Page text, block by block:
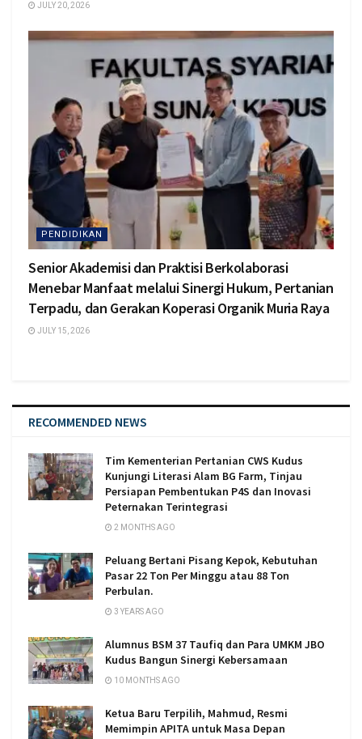
JULY 20, 2026
PENDIDIKAN
Senior Akademisi dan Praktisi Berkolaborasi
Menebar Manfaat melalui Sinergi Hukum, Pertanian
Terpadu, dan Gerakan Koperasi Organik Muria Raya
JULY 15, 2026
RECOMMENDED NEWS
Tim Kementerian Pertanian CWS Kudus
Kunjungi Literasi Alam BG Farm, Tinjau
Persiapan Pembentukan P4S dan Inovasi
Peternakan Terintegrasi
2 MONTHS AGO
Peluang Bertani Pisang Kepok, Kebutuhan
Pasar 22 Ton Per Minggu atau 88 Ton
Perbulan.
3 YEARS AGO
Alumnus BSM 37 Taufiq dan Para UMKM JBO
Kudus Bangun Sinergi Kebersamaan
10 MONTHS AGO
Ketua Baru Terpilih, Mahmud, Resmi
Memimpin APITA untuk Masa Depan